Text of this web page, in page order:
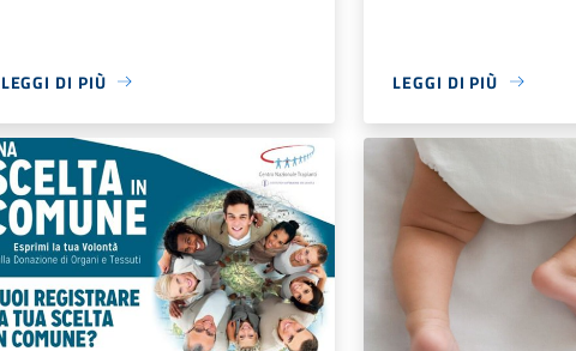
LEGGI DI PIÙ LEGGI DI PIÙ